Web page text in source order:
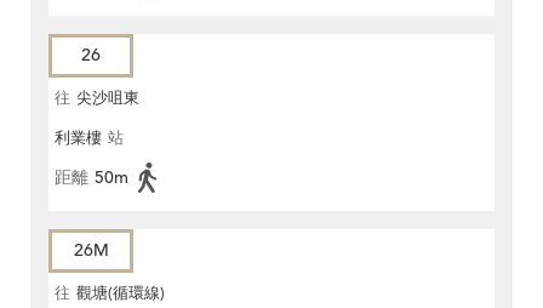
26
往 尖沙咀東
利業樓 站
距離 50m
26M
往 觀塘(循環線)